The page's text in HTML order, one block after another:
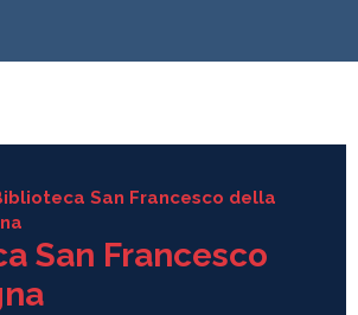
San Francesco